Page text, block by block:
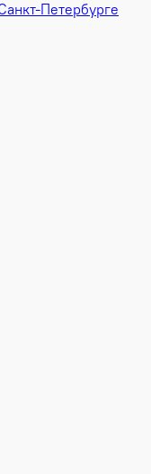
Петербурге